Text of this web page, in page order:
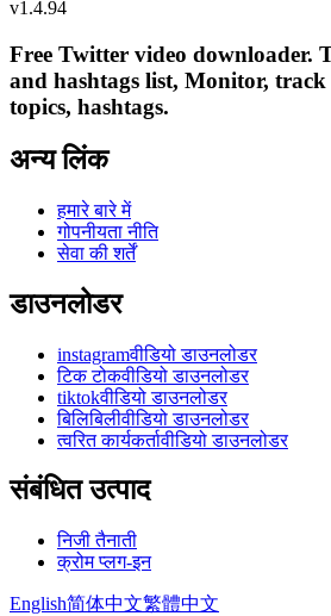
v1.4.94
Free Twitter video downloader.
and hashtags list, Monitor,
topics, hashtags.
अन्य लिंक
हमारे बारे में
गोपनीयता नीति
सेवा की शर्तें
डाउनलोडर
instagramवीडियो डाउनलोडर
टिक टोकवीडियो डाउनलोडर
tiktokवीडियो डाउनलोडर
बिलिबिलीवीडियो डाउनलोडर
त्वरित कार्यकर्तावीडियो डाउनलोडर
संबंधित उत्पाद
निजी तैनाती
क्रोम प्लग-इन
English简体中文繁體中文